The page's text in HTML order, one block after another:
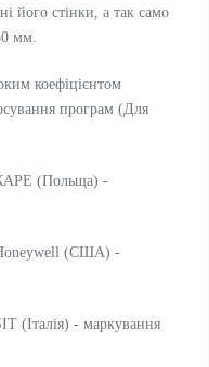
його стінки, а так само
мм.
коефіцієнтом
програм (Для
(Польща) -
Honeywell (США) -
(Італія) - маркування